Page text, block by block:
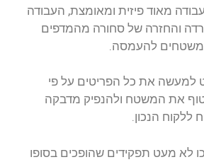
מאוד פיזית ומאומצת, העבודה
והחזרה של סחורה מהמדפים
משטחים להעמסה.
למעשה את כל הפריטים על פי
את המשטח ולהנפיק מדבקה
הנכון.
לא מעט תפקידים שהופכים בסופו